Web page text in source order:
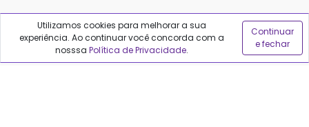
Quem somos
Blog
Utilizamos cookies para melhorar a sua
experiência. Ao continuar você concorda com a
nosssa Política de Privacidade.
Continuar
e fechar